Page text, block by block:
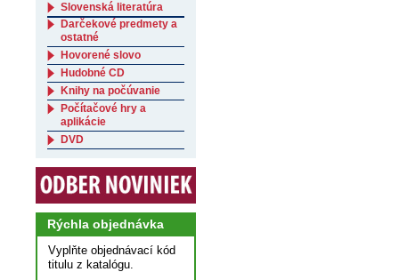
Slovenská literatúra
Darčekové predmety a
ostatné
Hovorené slovo
Hudobné CD
Knihy na počúvanie
Počítačové hry a
aplikácie
DVD
Rýchla objednávka
Vyplňte objednávací kód
titulu z katalógu.